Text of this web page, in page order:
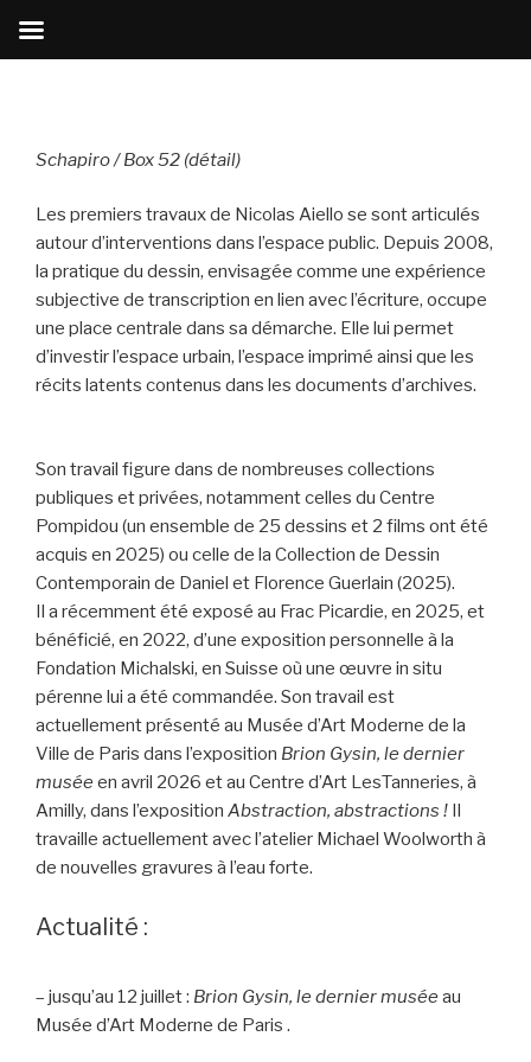
principalSchapiro / Box 52 (détail)
Les premiers travaux de Nicolas Aiello se sont articulés
autour d’interventions dans l’espace public. Depuis 2008,
la pratique du dessin, envisagée comme une expérience
subjective de transcription en lien avec l’écriture, occupe
une place centrale dans sa démarche. Elle lui permet
d’investir l’espace urbain, l’espace imprimé ainsi que les
récits latents contenus dans les documents d’archives.
Son travail figure dans de nombreuses collections
publiques et privées, notamment celles du Centre
Pompidou (un ensemble de 25 dessins et 2 films ont été
acquis en 2025) ou celle de la Collection de Dessin
Contemporain de Daniel et Florence Guerlain (2025).
Il a récemment été exposé au Frac Picardie, en 2025, et
bénéficié, en 2022, d’une exposition personnelle à la
Fondation Michalski, en Suisse où une œuvre in situ
pérenne lui a été commandée. Son travail est
actuellement présenté au Musée d’Art Moderne de la
Ville de Paris dans l’exposition Brion Gysin, le dernier
musée en avril 2026 et au Centre d’Art LesTanneries, à
Amilly, dans l’exposition Abstraction, abstractions ! Il
travaille actuellement avec l’atelier Michael Woolworth à
de nouvelles gravures à l’eau forte.
Actualité :
– jusqu’au 12 juillet : Brion Gysin, le dernier musée au
Musée d’Art Moderne de Paris .